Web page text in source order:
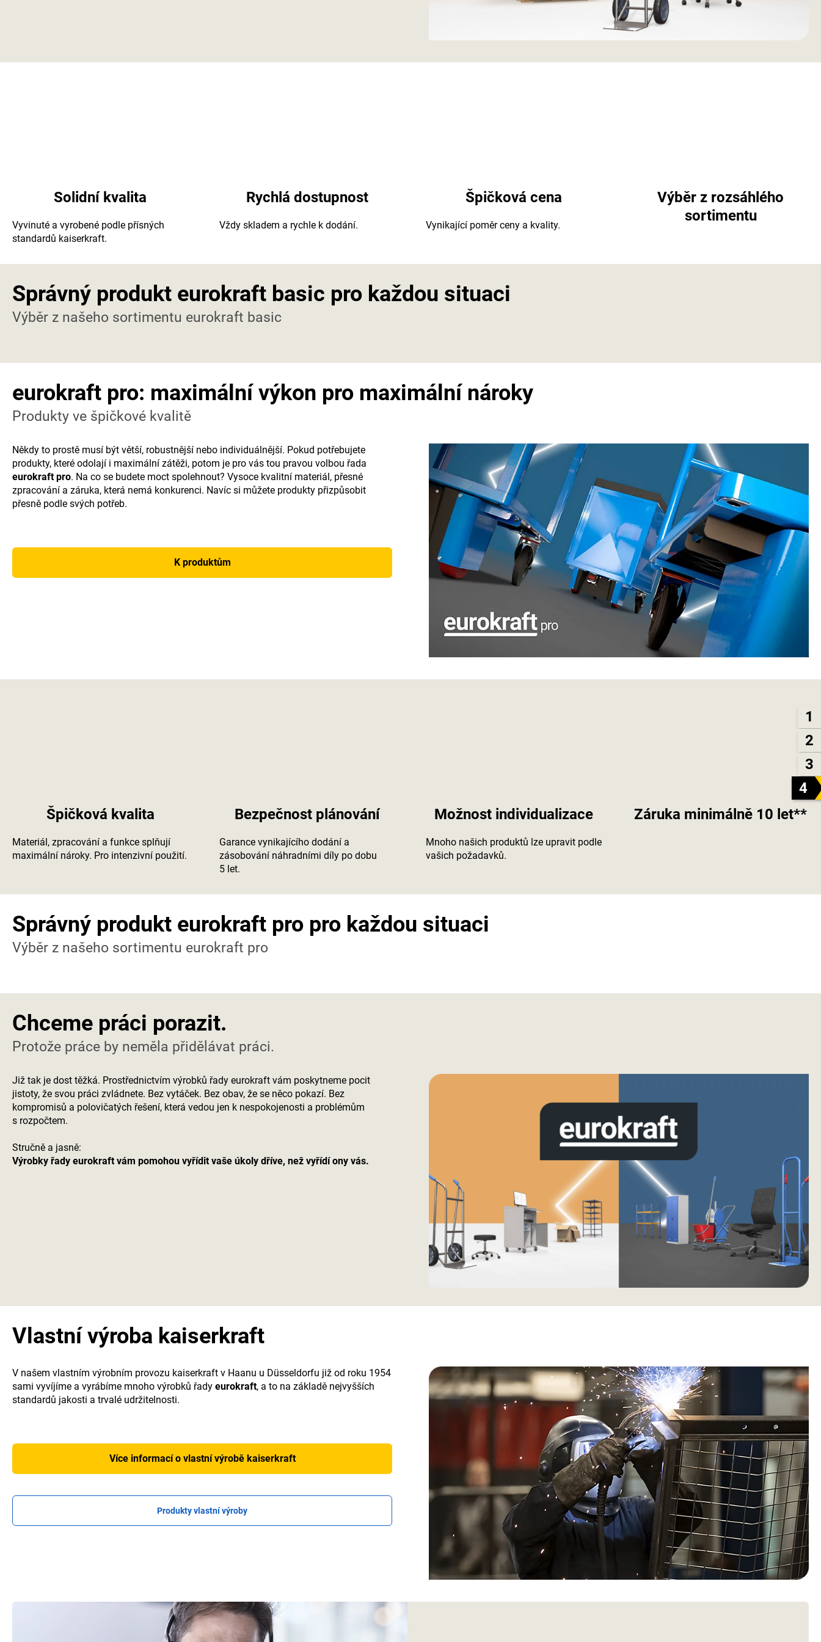
1
2
3
4
Solidní kvalita
Vyvinuté a vyrobené podle přísných
standardů kaiserkraft.
Rychlá dostupnost
Vždy skladem a rychle k dodání.
Špičková cena
Vynikající poměr ceny a kvality.
Výběr z rozsáhlého
sortimentu
Správný produkt eurokraft basic pro každou situaci
Výběr z našeho sortimentu eurokraft basic
eurokraft pro: maximální výkon pro maximální nároky
Produkty ve špičkové kvalitě
Někdy to prostě musí být větší, robustnější nebo individuálnější. Pokud potřebujete
produkty, které odolají i maximální zátěži, potom je pro vás tou pravou volbou řada
eurokraft pro. Na co se budete moct spolehnout? Vysoce kvalitní materiál, přesné
zpracování a záruka, která nemá konkurenci. Navíc si můžete produkty přizpůsobit
přesně podle svých potřeb.
K produktům
Špičková kvalita
Materiál, zpracování a funkce splňují
maximální nároky. Pro intenzivní použití.
Bezpečnost plánování
Garance vynikajícího dodání a
zásobování náhradními díly po dobu
5 let.
Možnost individualizace
Mnoho našich produktů lze upravit podle
vašich požadavků.
Záruka minimálně 10 let**
Správný produkt eurokraft pro pro každou situaci
Výběr z našeho sortimentu eurokraft pro
Chceme práci porazit.
Protože práce by neměla přidělávat práci.
Již tak je dost těžká. Prostřednictvím výrobků řady eurokraft vám poskytneme pocit
jistoty, že svou práci zvládnete. Bez vytáček. Bez obav, že se něco pokazí. Bez
kompromisů a polovičatých řešení, která vedou jen k nespokojenosti a problémům
s rozpočtem.
Stručně a jasně:
Výrobky řady eurokraft vám pomohou vyřídit vaše úkoly dříve, než vyřídí ony vás.
Vlastní výroba kaiserkraft
V našem vlastním výrobním provozu kaiserkraft v Haanu u Düsseldorfu již od roku 1954
sami vyvíjíme a vyrábíme mnoho výrobků řady eurokraft, a to na základě nejvyšších
standardů jakosti a trvalé udržitelnosti.
Více informací o vlastní výrobě kaiserkraft
Produkty vlastní výroby